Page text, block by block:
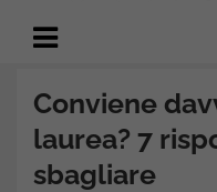
Trading.it
Conviene
laurea? 7
sbagliare